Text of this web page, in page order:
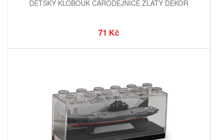
DĚTSKÝ KLOBOUK ČARODĚJNICE ZLATÝ DEKOR
71 Kč